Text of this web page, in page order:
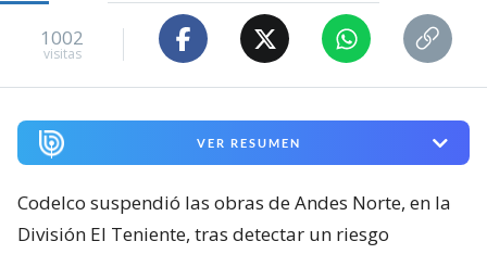
1002
visitas
VER RESUMEN
Codelco suspendió las obras de Andes Norte, en la
División El Teniente, tras detectar un riesgo